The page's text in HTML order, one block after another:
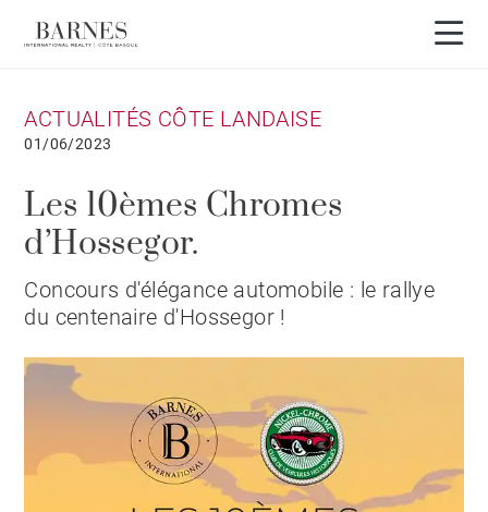
ACTUALITÉS CÔTE LANDAISE
01/06/2023
Les 10èmes Chromes
d’Hossegor.
Concours d'élégance automobile : le rallye
du centenaire d'Hossegor !